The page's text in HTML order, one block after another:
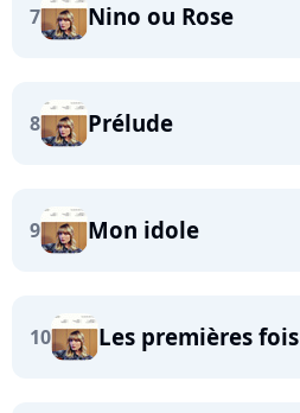
7 Nino ou Rose
8 Prélude
9 Mon idole
10 Les premières fois